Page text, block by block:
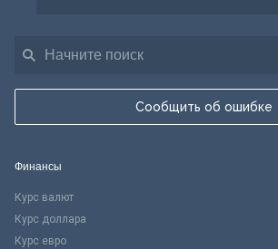
Сообщить об ошибке
Финансы
Курс валют
Курс доллара
Курс евро